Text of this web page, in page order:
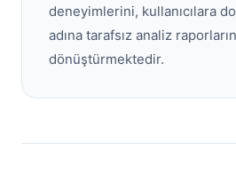
deneyimlerini, kullanıcılara
adına tarafsız analiz
dönüştürmektedir.